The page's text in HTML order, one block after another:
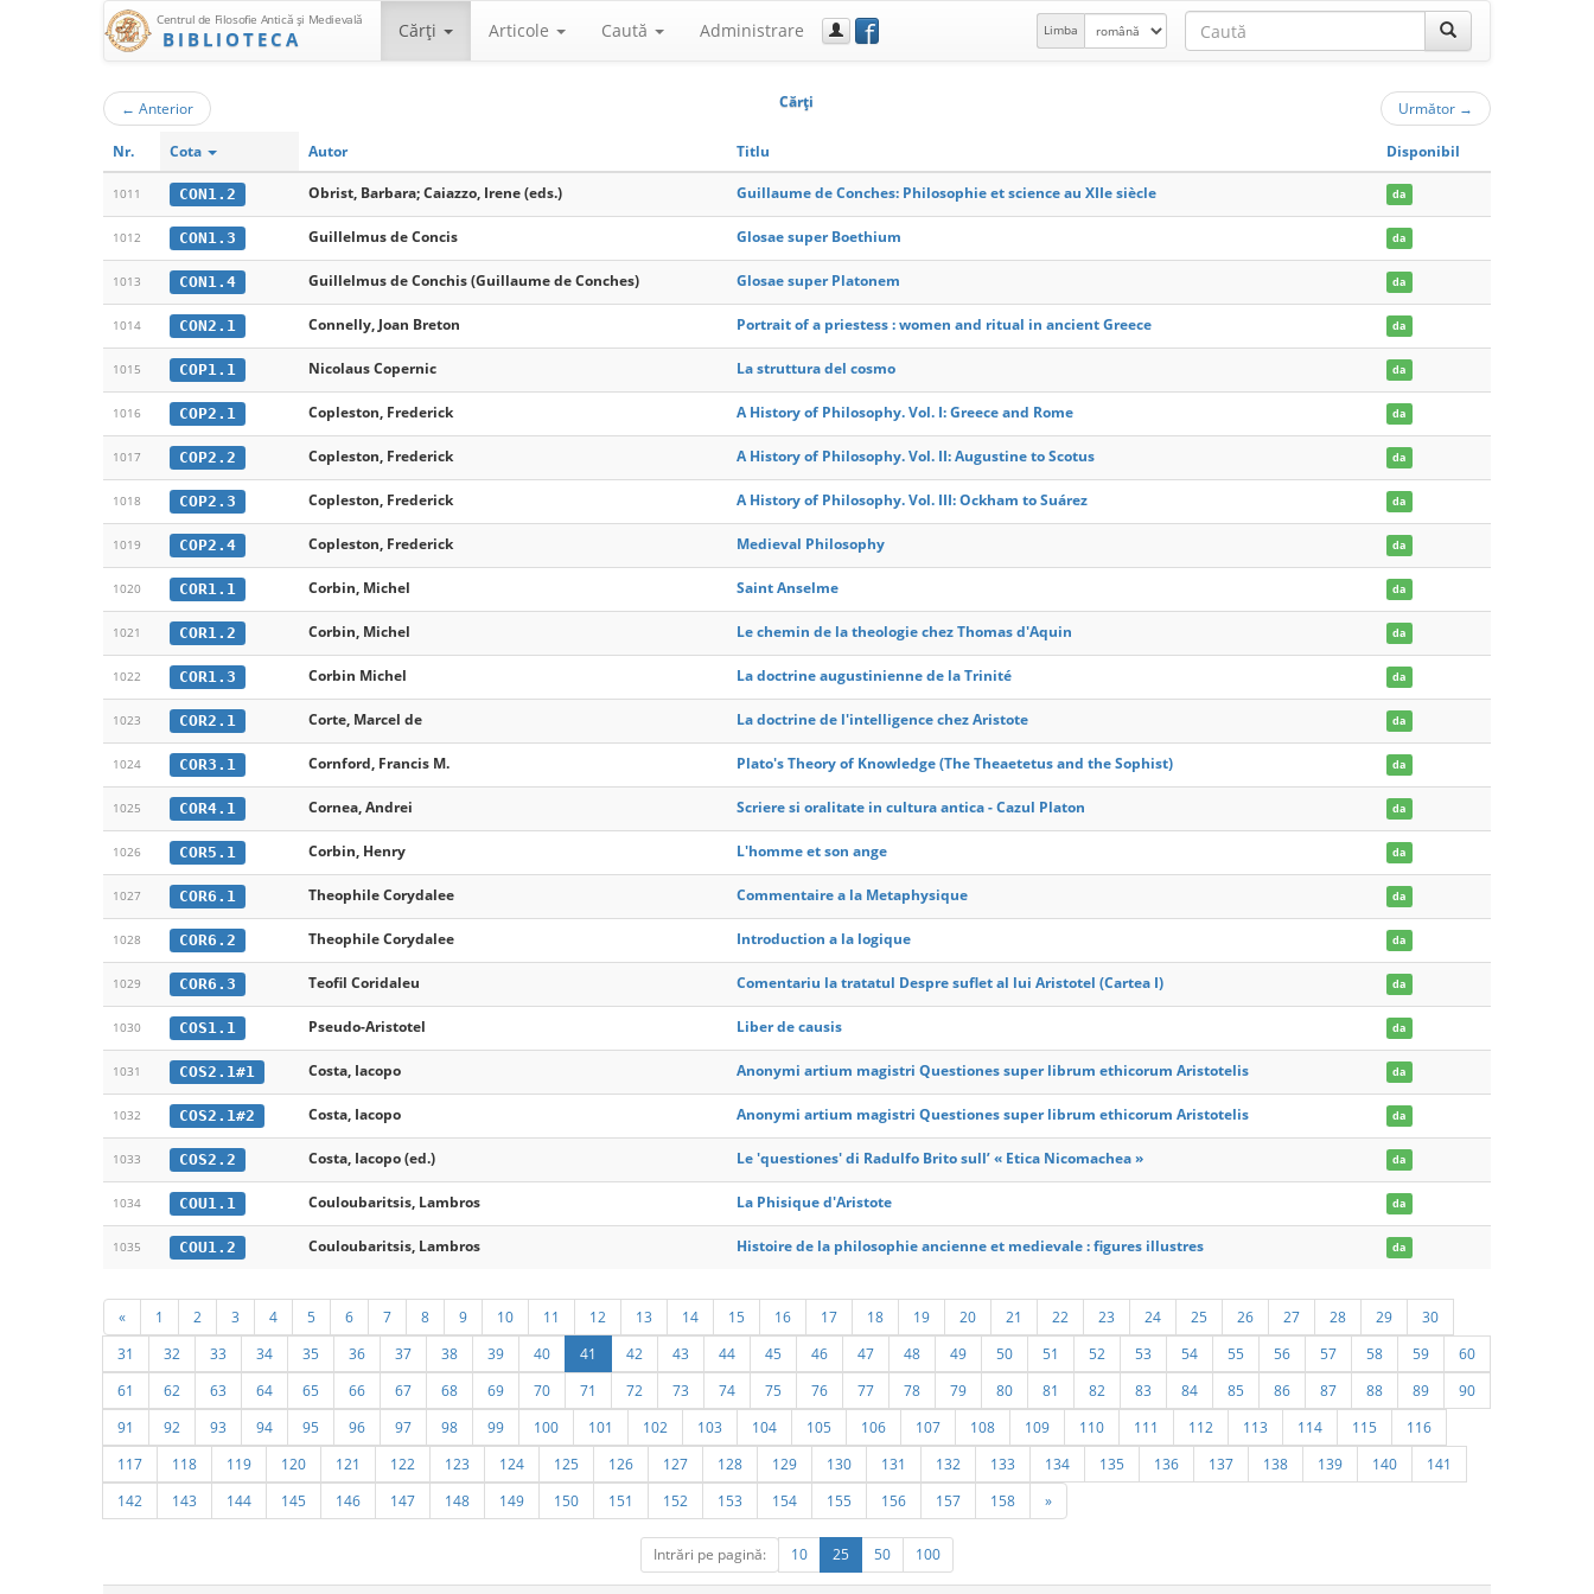
Centrul de Filosofie Antică şi Medievală
BIBLIOTECA Cărţi Articole Caută Administrare f Limba
← Anterior Cărţi Următor →
Nr. Cota Autor Titlu Disponibil
1011 CON1.2 Obrist, Barbara; Caiazzo, Irene (eds.) Guillaume de Conches: Philosophie et science au XIIe siècle da
1012 CON1.3 Guillelmus de Concis Glosae super Boethium da
1013 CON1.4 Guillelmus de Conchis (Guillaume de Conches) Glosae super Platonem da
1014 CON2.1 Connelly, Joan Breton Portrait of a priestess : women and ritual in ancient Greece da
1015 COP1.1 Nicolaus Copernic La struttura del cosmo da
1016 COP2.1 Copleston, Frederick A History of Philosophy. Vol. I: Greece and Rome da
1017 COP2.2 Copleston, Frederick A History of Philosophy. Vol. II: Augustine to Scotus da
1018 COP2.3 Copleston, Frederick A History of Philosophy. Vol. III: Ockham to Suárez da
1019 COP2.4 Copleston, Frederick Medieval Philosophy da
1020 COR1.1 Corbin, Michel Saint Anselme da
1021 COR1.2 Corbin, Michel Le chemin de la theologie chez Thomas d'Aquin da
1022 COR1.3 Corbin Michel La doctrine augustinienne de la Trinité da
1023 COR2.1 Corte, Marcel de La doctrine de l'intelligence chez Aristote da
1024 COR3.1 Cornford, Francis M. Plato's Theory of Knowledge (The Theaetetus and the Sophist) da
1025 COR4.1 Cornea, Andrei Scriere si oralitate in cultura antica - Cazul Platon da
1026 COR5.1 Corbin, Henry L'homme et son ange da
1027 COR6.1 Theophile Corydalee Commentaire a la Metaphysique da
1028 COR6.2 Theophile Corydalee Introduction a la logique da
1029 COR6.3 Teofil Coridaleu Comentariu la tratatul Despre suflet al lui Aristotel (Cartea I) da
1030 COS1.1 Pseudo-Aristotel Liber de causis da
1031 COS2.1#1 Costa, Iacopo Anonymi artium magistri Questiones super librum ethicorum Aristotelis da
1032 COS2.1#2 Costa, Iacopo Anonymi artium magistri Questiones super librum ethicorum Aristotelis da
1033 COS2.2 Costa, Iacopo (ed.) Le 'questiones' di Radulfo Brito sull’ « Etica Nicomachea » da
1034 COU1.1 Couloubaritsis, Lambros La Phisique d'Aristote da
1035 COU1.2 Couloubaritsis, Lambros Histoire de la philosophie ancienne et medievale : figures illustres da
« 1 2 3 4 5 6 7 8 9 10 11 12 13 14 15 16 17 18 19 20 21 22 23 24 25 26 27 28 29
30
31
32 33 34 35 36 37 38 39 40 41 42 43 44 45 46 47 48 49 50 51 52 53 54 55 56 57 58 59
60
61
62 63 64 65 66 67 68 69 70 71 72 73 74 75 76 77 78 79 80 81 82 83 84 85 86 87 88 89
90
91
92 93 94 95 96 97 98 99 100 101 102 103 104 105 106 107 108 109 110 111 112 113 114 115
116
117
118 119 120 121 122 123 124 125 126 127 128 129 130 131 132 133 134 135 136 137 138 139 140
141
142
143 144 145 146 147 148 149 150 151 152 153 154 155 156 157 158 »
Intrări pe pagină: 10 25 50 100